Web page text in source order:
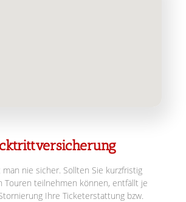
nie sicher. Sollten Sie kurzfristig
Touren teilnehmen können, entfällt je
Ihre Ticketerstattung bzw.